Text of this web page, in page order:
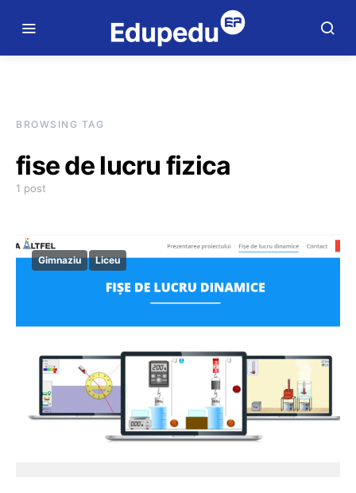
BROWSING TAG
fise de lucru fizica
1 post
Gimnaziu Liceu